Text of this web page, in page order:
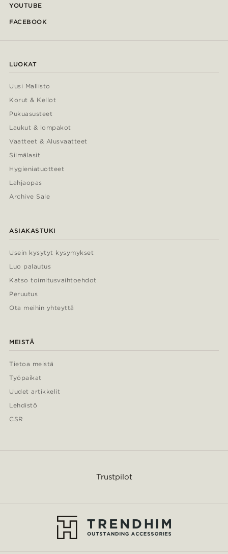
YOUTUBE
FACEBOOK
LUOKAT
Uusi Mallisto
Korut & Kellot
Pukuasusteet
Laukut & lompakot
Vaatteet & Alusvaatteet
Silmälasit
Hygieniatuotteet
Lahjaopas
Archive Sale
ASIAKASTUKI
Usein kysytyt kysymykset
Luo palautus
Katso toimitusvaihtoehdot
Peruutus
Ota meihin yhteyttä
MEISTÄ
Tietoa meistä
Työpaikat
Uudet artikkelit
Lehdistö
CSR
Trustpilot